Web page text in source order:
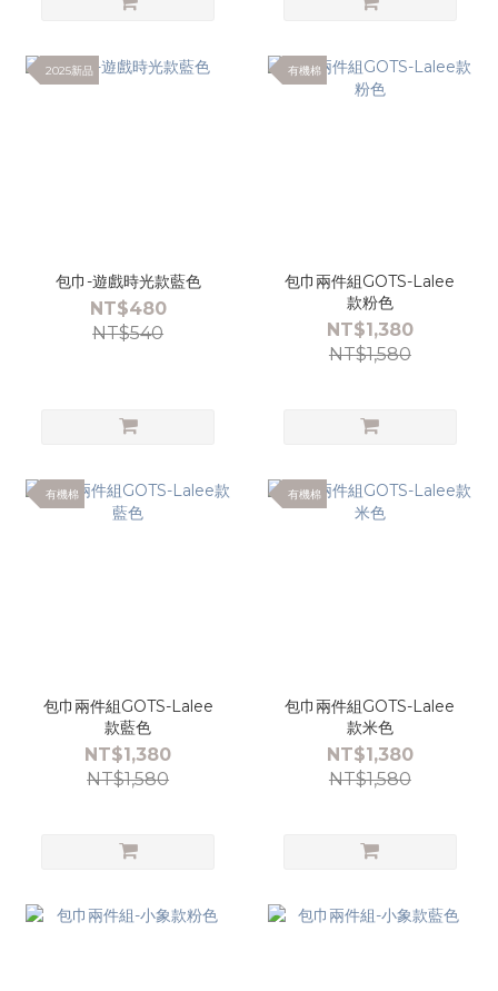
2025新品
包巾-遊戲時光款藍色
NT$480
NT$540
有機棉
包巾兩件組GOTS-Lalee
款粉色
NT$1,380
NT$1,580
有機棉
包巾兩件組GOTS-Lalee
款藍色
NT$1,380
NT$1,580
有機棉
包巾兩件組GOTS-Lalee
款米色
NT$1,380
NT$1,580